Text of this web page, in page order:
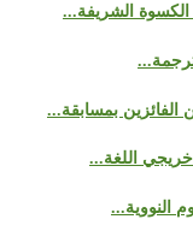
الشريفة...
بمسابقة...
خريجي اللغة...
النووية...